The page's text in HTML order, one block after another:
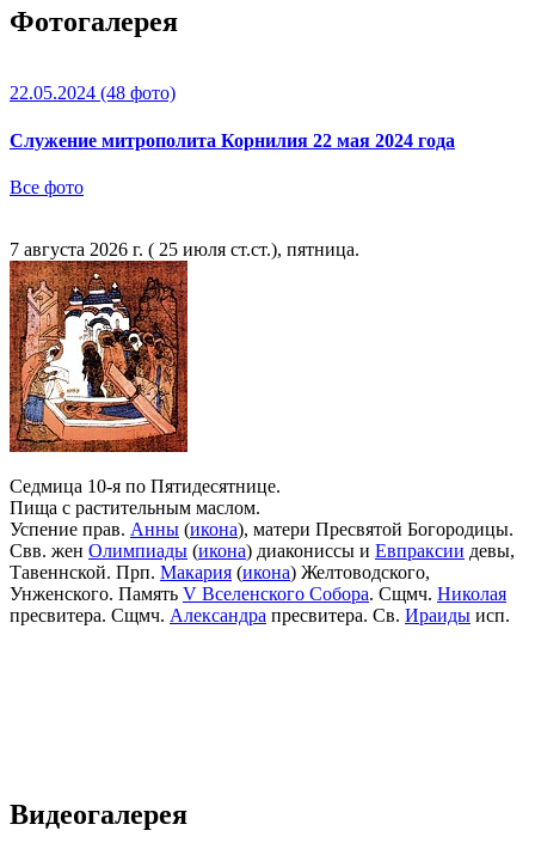
Фотогалерея
22.05.2024 (48 фото)
Служение митрополита Корнилия 22 мая 2024 года
Все фото
7 августа 2026 г. ( 25 июля ст.ст.), пятница.
Седмица 10-я по Пятидесятнице.
Пища с растительным маслом.
Успение прав. Анны (икона), матери Пресвятой Богородицы.
Свв. жен Олимпиады (икона) диакониссы и Евпраксии девы,
Тавеннской. Прп. Макария (икона) Желтоводского,
Унженского. Память V Вселенского Собора. Сщмч. Николая
пресвитера. Сщмч. Александра пресвитера. Св. Ираиды исп.
Видеогалерея